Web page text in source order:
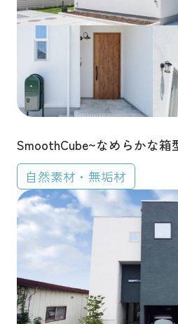
SmoothCube~なめらかな箱
自然素材・無垢材